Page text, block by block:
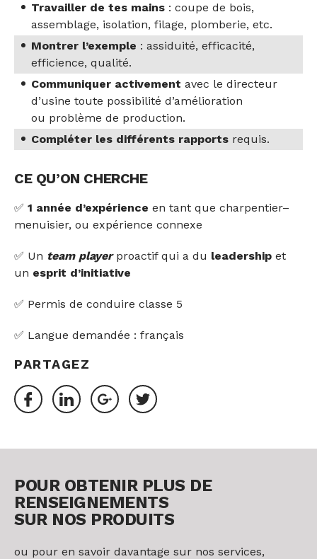
Travailler de tes mains : coupe de bois,
assemblage, isolation, filage, plomberie, etc.
Montrer l’exemple : assiduité, efficacité,
efficience, qualité.
Communiquer activement avec le directeur
d’usine toute possibilité d’amélioration
ou problème de production.
Compléter les différents rapports requis.
CE QU’ON CHERCHE
✅ 1 année d’expérience en tant que charpentier–
menuisier, ou expérience connexe
✅ Un team playerproactif qui a du leadership et
un esprit d’initiative
✅ Permis de conduire classe 5
✅ Langue demandée : français
PARTAGEZ
POUR OBTENIR PLUS DE
RENSEIGNEMENTS
SUR NOS PRODUITS
ou pour en savoir davantage sur nos services,